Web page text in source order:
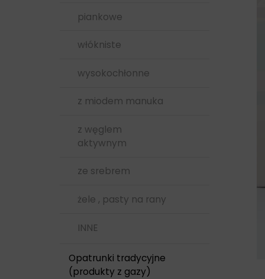
papiery do USG, EKG
siatki opatrunkowe
strzykawki
środki czystości
TESTY
Winylowe
piankowe
włókniste
wysokochłonne
z miodem manuka
z węglem
aktywnym
ze srebrem
żele , pasty na rany
INNE
Opatrunki tradycyjne
(produkty z gazy)